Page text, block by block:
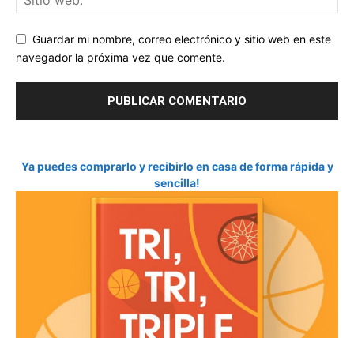
Guardar mi nombre, correo electrónico y sitio web en este
navegador la próxima vez que comente.
Ya puedes comprarlo y recibirlo en casa de forma rápida y
sencilla!